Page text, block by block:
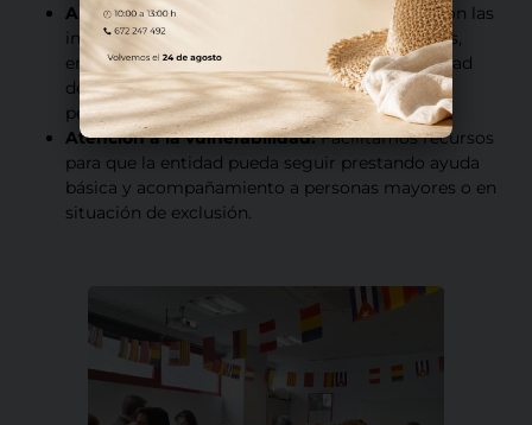
Apoyo a la Infancia y Futuro:
Colaboramos con las
iniciativas de éxito escolar y atención a familias,
entendiendo que el futuro de nuestra comunidad
depende de la educación y salud de los más
pequeños.
Atención a la vulnerabilidad:Facilitamos recursos
para que la entidad pueda seguir prestando ayuda
básica y acompañamiento a personas mayores o en
situación de exclusión.